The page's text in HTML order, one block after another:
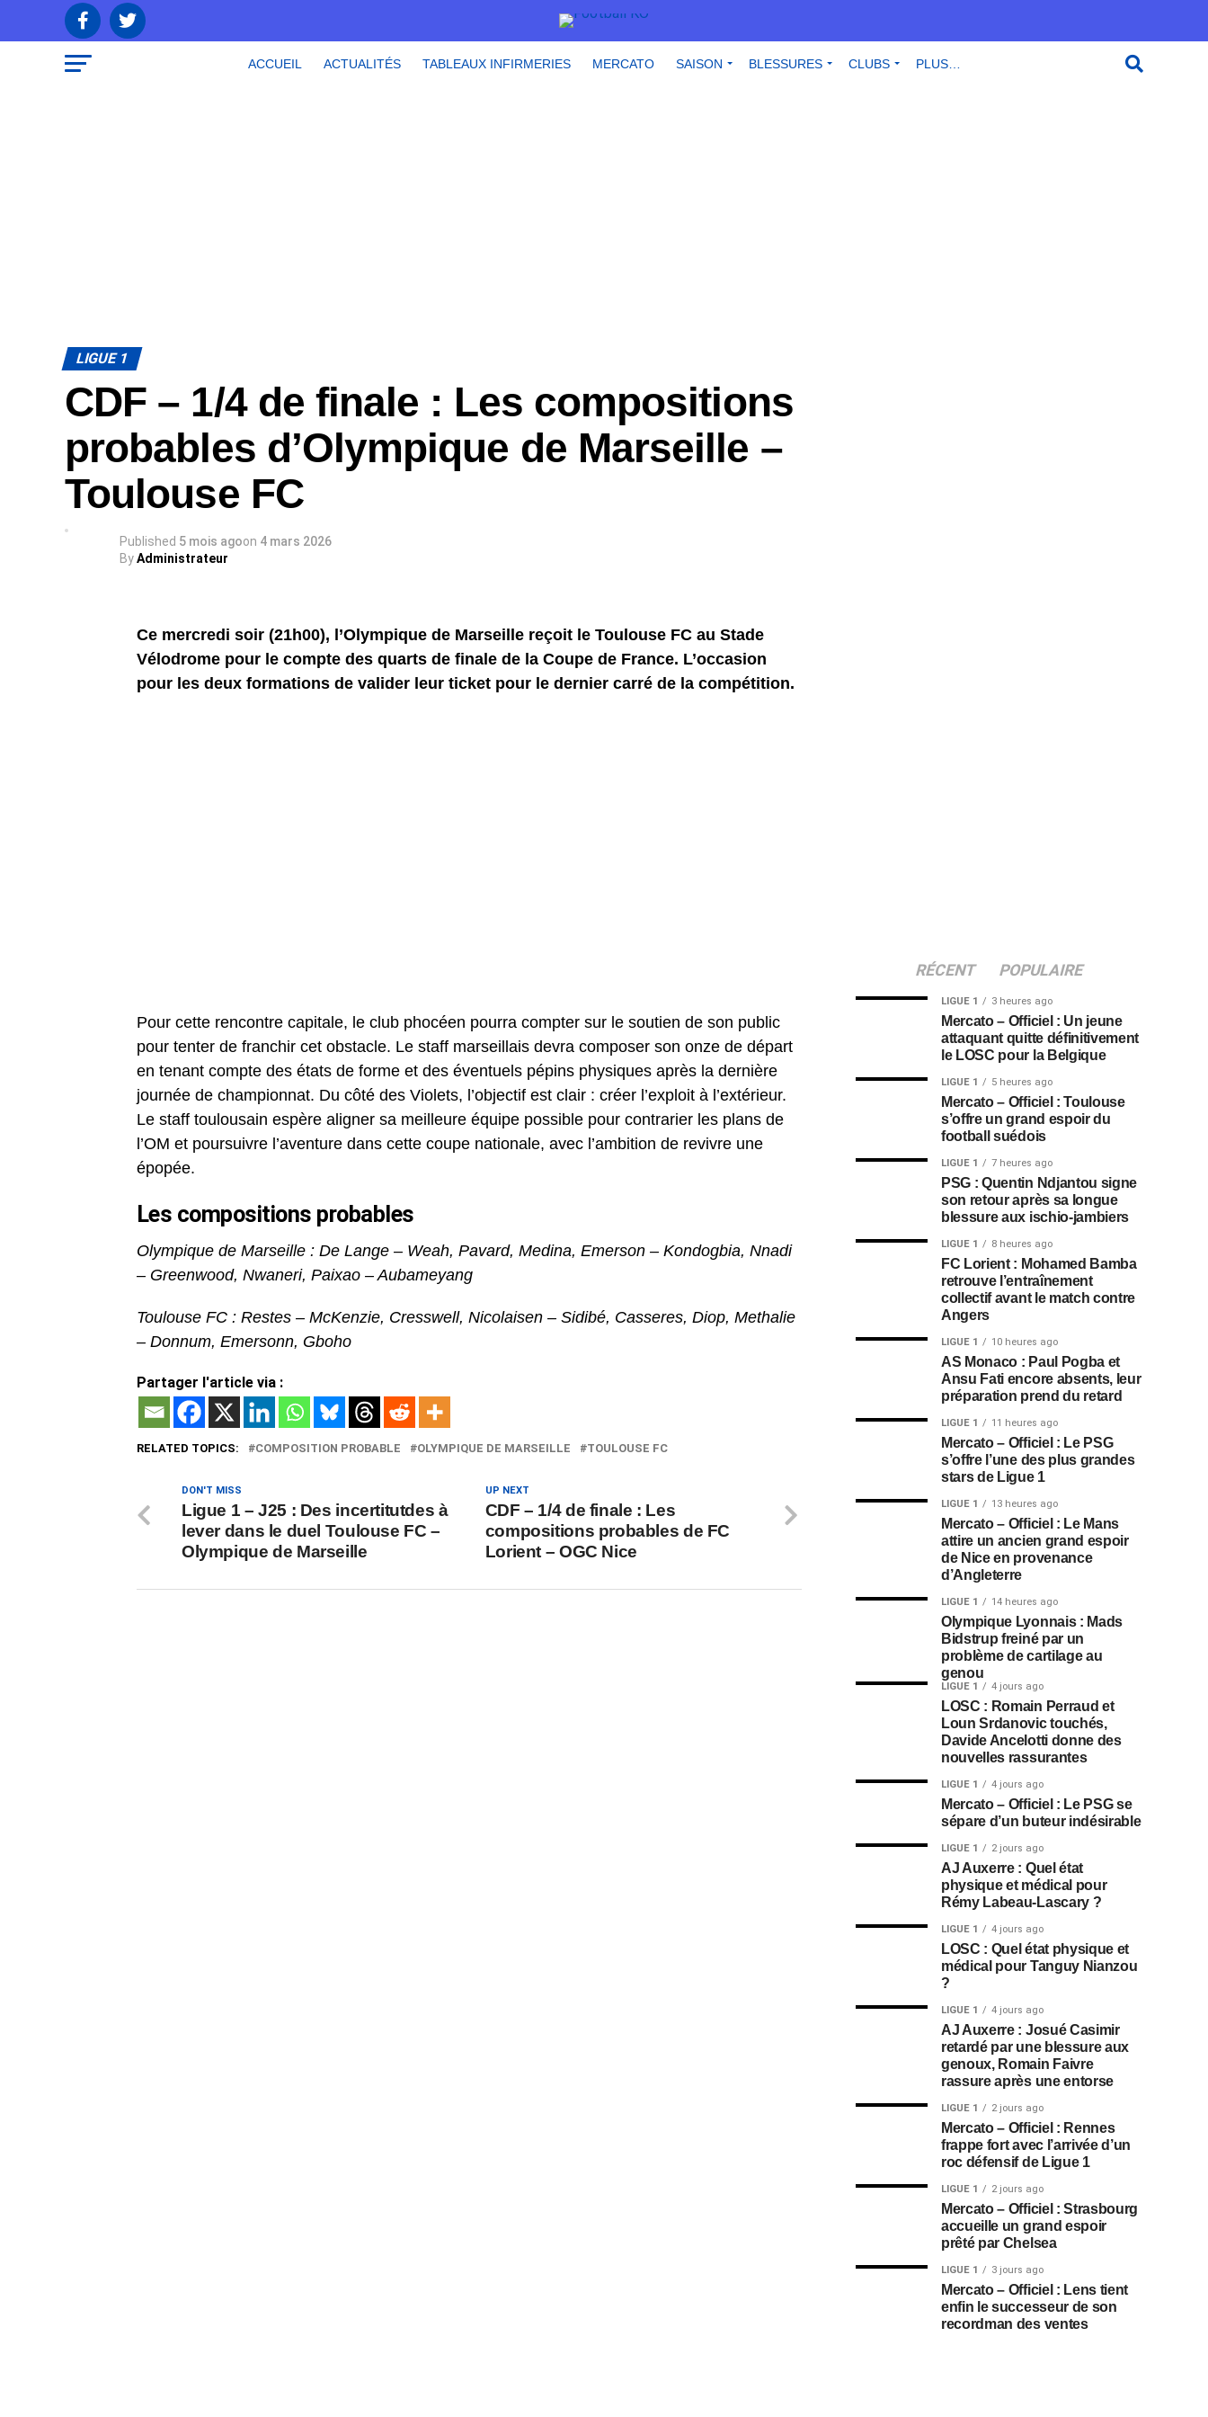
ACCUEIL ACTUALITÉS TABLEAUX INFIRMERIES MERCATO SAISON BLESSURES CLUBS PLUS…
LIGUE 1
CDF – 1/4 de finale : Les compositions
probables d’Olympique de Marseille –
Toulouse FC
Published 5 mois agoon 4 mars 2026
ByAdministrateur
Ce mercredi soir (21h00), l’Olympique de Marseille reçoit le Toulouse FC au Stade
Vélodrome pour le compte des quarts de finale de la Coupe de France. L’occasion
pour les deux formations de valider leur ticket pour le dernier carré de la compétition.
Pour cette rencontre capitale, le club phocéen pourra compter sur le soutien de son public
pour tenter de franchir cet obstacle. Le staff marseillais devra composer son onze de départ
en tenant compte des états de forme et des éventuels pépins physiques après la dernière
journée de championnat. Du côté des Violets, l’objectif est clair : créer l’exploit à l’extérieur.
Le staff toulousain espère aligner sa meilleure équipe possible pour contrarier les plans de
l’OM et poursuivre l’aventure dans cette coupe nationale, avec l’ambition de revivre une
épopée.
Les compositions probables
Olympique de Marseille : De Lange – Weah, Pavard, Medina, Emerson – Kondogbia, Nnadi
– Greenwood, Nwaneri, Paixao – Aubameyang
Toulouse FC : Restes – McKenzie, Cresswell, Nicolaisen – Sidibé, Casseres, Diop, Methalie
– Donnum, Emersonn, Gboho
Partager l'article via :
RELATED TOPICS: COMPOSITION PROBABLE OLYMPIQUE DE MARSEILLE TOULOUSE FC
UP NEXT
CDF – 1/4 de finale : Les
compositions probables de FC
Lorient – OGC Nice
DON'T MISS
Ligue 1 – J25 : Des incertitutdes à
lever dans le duel Toulouse FC –
Olympique de Marseille
RÉCENT POPULAIRE
LIGUE 1 3 heures ago
Mercato – Officiel : Un jeune
attaquant quitte définitivement
le LOSC pour la Belgique
LIGUE 1 5 heures ago
Mercato – Officiel : Toulouse
s’offre un grand espoir du
football suédois
LIGUE 1 7 heures ago
PSG : Quentin Ndjantou signe
son retour après sa longue
blessure aux ischio-jambiers
LIGUE 1 8 heures ago
FC Lorient : Mohamed Bamba
retrouve l’entraînement
collectif avant le match contre
Angers
LIGUE 1 10 heures ago
AS Monaco : Paul Pogba et
Ansu Fati encore absents, leur
préparation prend du retard
LIGUE 1 11 heures ago
Mercato – Officiel : Le PSG
s’offre l’une des plus grandes
stars de Ligue 1
LIGUE 1 13 heures ago
Mercato – Officiel : Le Mans
attire un ancien grand espoir
de Nice en provenance
d’Angleterre
LIGUE 1 14 heures ago
Olympique Lyonnais : Mads
Bidstrup freiné par un
problème de cartilage au
genou
LIGUE 1 4 jours ago
LOSC : Romain Perraud et
Loun Srdanovic touchés,
Davide Ancelotti donne des
nouvelles rassurantes
LIGUE 1 4 jours ago
Mercato – Officiel : Le PSG se
sépare d’un buteur indésirable
LIGUE 1 2 jours ago
AJ Auxerre : Quel état
physique et médical pour
Rémy Labeau-Lascary ?
LIGUE 1 4 jours ago
LOSC : Quel état physique et
médical pour Tanguy Nianzou
?
LIGUE 1 4 jours ago
AJ Auxerre : Josué Casimir
retardé par une blessure aux
genoux, Romain Faivre
rassure après une entorse
LIGUE 1 2 jours ago
Mercato – Officiel : Rennes
frappe fort avec l’arrivée d’un
roc défensif de Ligue 1
LIGUE 1 2 jours ago
Mercato – Officiel : Strasbourg
accueille un grand espoir
prêté par Chelsea
LIGUE 1 3 jours ago
Mercato – Officiel : Lens tient
enfin le successeur de son
recordman des ventes